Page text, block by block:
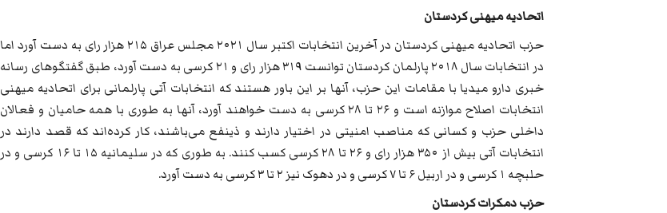
اتحادیه میهنی کردستان
حزب اتحادیه میهنی کردستان در آخرین انتخابات اکتبر سال ۲۰۲۱ مجلس عراق ۲۱۵ هزار رای به دست آورد اما
در انتخابات سال ۲۰۱۸ پارلمان کردستان توانست ۳۱۹ هزار رای و ۲۱ کرسی به دست آورد، طبق گفتگوهای رسانه
خبری دارو میدیا با مقامات این حزب، آنها بر این باور هستند که انتخابات آتی پارلمانی برای اتحادیه میهنی
انتخابات اصلاح موازنه است و ۲۶ تا ۲۸ کرسی به دست خواهند آورد، آنها به طوری با همه حامیان و فعالان
داخلی حزب و کسانی که مناصب امنیتی در اختیار دارند و ذینفع می‌باشند، کار کرده‌اند که قصد دارند در
انتخابات آتی بیش از ۳۵۰ هزار رای و ۲۶ تا ۲۸ کرسی کسب کنند. به طوری که در سلیمانیه ۱۵ تا ۱۶ کرسی و در
حلبچه ۱ کرسی و در اربیل ۶ تا ۷ کرسی و در دهوک نیز ۲ تا ۳ کرسی به دست آورد.
حزب دمکرات کردستان